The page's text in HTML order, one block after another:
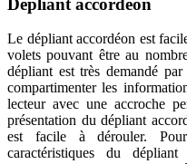
Dépliant accordéon
Le dépliant accordéon est
volets pouvant être au
dépliant est très demandé
compartimenter les
lecteur avec une accroche
présentation du dépliant
est facile à dérouler.
caractéristiques du